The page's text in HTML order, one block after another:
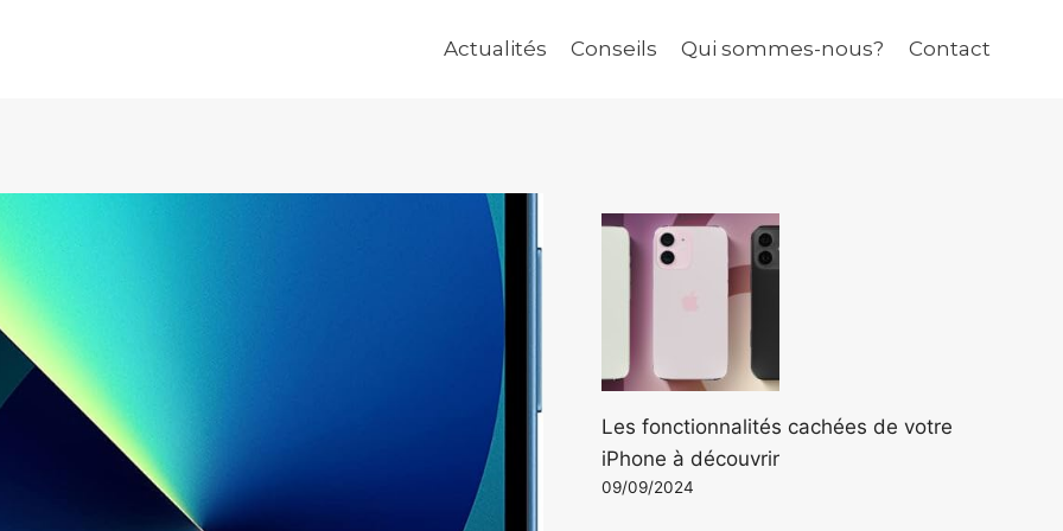
Actualités Conseils Qui sommes-nous? Contact
Les fonctionnalités cachées de votre
iPhone à découvrir
09/09/2024